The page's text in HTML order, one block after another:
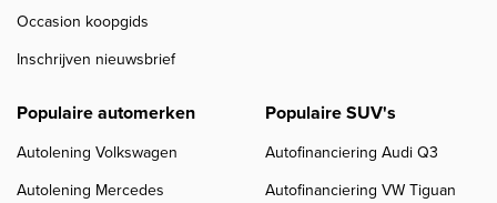
Occasion koopgids
Inschrijven nieuwsbrief
Populaire automerken
Autolening Volkswagen
Autolening Mercedes
Populaire SUV's
Autofinanciering Audi Q3
Autofinanciering VW Tiguan